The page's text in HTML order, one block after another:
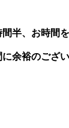
半、お時間
余裕のござ